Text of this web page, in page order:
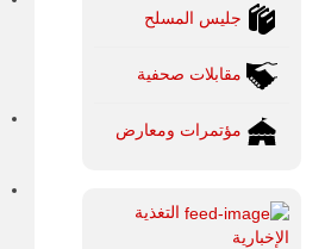
جليس المسلح
مقابلات صحفية
مؤتمرات ومعارض
التغذية
الإخبارية